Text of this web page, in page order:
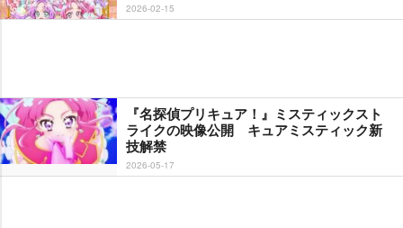
2026-02-15
『名探偵プリキュア！』ミスティックスト
ライクの映像公開 キュアミスティック新
技解禁
2026-05-17